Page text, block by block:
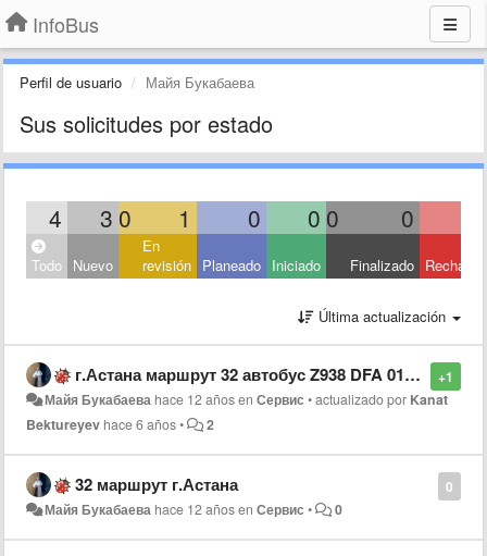
InfoBus
Perfil de usuario Майя Букабаева
Sus solicitudes por estado
4 3 0 1 0 0 0 0
Todo Nuevo
En
revisión Planeado Iniciado Finalizado
Última actualización
+1
г.Астана маршрут 32 автобус Z938 DFA 01 нет в инфобасе в течении всего дня
Майя Букабаева hace 12 añosenСервис •actualizado por Kanat
Bektureyev hace 6 años• 2
0
32 маршрут г.Астана
Майя Букабаева hace 12 añosenСервис • 0